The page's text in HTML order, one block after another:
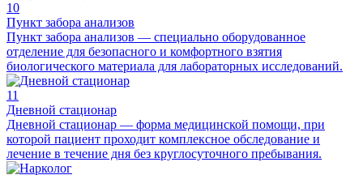
10
Пункт забора анализов
Пункт забора анализов — специально оборудованное
отделение для безопасного и комфортного взятия
биологического материала для лабораторных исследований.
11
Дневной стационар
Дневной стационар — форма медицинской помощи, при
которой пациент проходит комплексное обследование и
лечение в течение дня без круглосуточного пребывания.